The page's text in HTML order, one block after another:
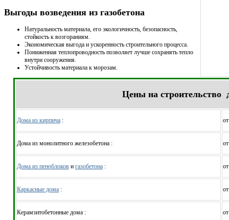
Выгоды возведения из газобетона
Натуральность материала, его экологичность, безопасность,
стойкость к возгораниям.
Экономическая выгода и ускоренность строительного процесса.
Пониженная теплопроводность позволяет лучше сохранять тепло
внутри сооружения.
Устойчивость материала к морозам.
Цены на строительство
Дома из кирпича :
Дома из монолитного железобетона :
Дома из пеноблоков и газобетона :
Каркасные дома :
Керамзитобетонные дома :